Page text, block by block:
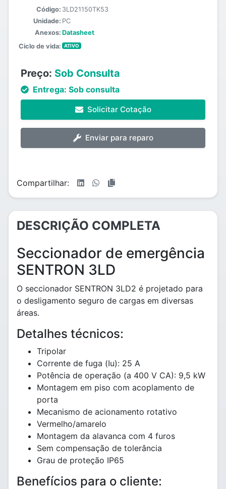
Código: 3LD21150TK53
Unidade: PC
Anexos: Datasheet
Ciclo de vida:
ATIVO
Preço: Sob Consulta
Entrega: Sob consulta
Solicitar Cotação
Enviar para reparo
Compartilhar:
DESCRIÇÃO COMPLETA
Seccionador de emergência
SENTRON 3LD
O seccionador SENTRON 3LD2 é projetado para
o desligamento seguro de cargas em diversas
áreas.
Detalhes técnicos:
Tripolar
Corrente de fuga (Iu): 25 A
Potência de operação (a 400 V CA): 9,5 kW
Montagem em piso com acoplamento de
porta
Mecanismo de acionamento rotativo
Vermelho/amarelo
Montagem da alavanca com 4 furos
Sem compensação de tolerância
Grau de proteção IP65
Benefícios para o cliente: